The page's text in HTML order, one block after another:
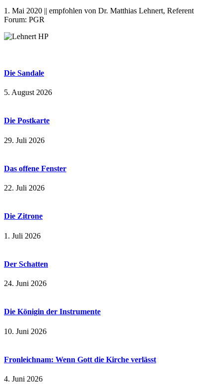
1. Mai 2020 || empfohlen von Dr. Matthias Lehnert, Referent
Forum: PGR
Die Sandale
5. August 2026
Die Postkarte
29. Juli 2026
Das offene Fenster
22. Juli 2026
Die Zitrone
1. Juli 2026
Der Schatten
24. Juni 2026
Die Königin der Instrumente
10. Juni 2026
Fronleichnam: Wenn Gott die Kirche verlässt
4. Juni 2026